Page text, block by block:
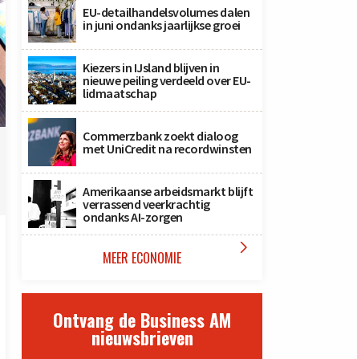
EU-detailhandelsvolumes dalen
in juni ondanks jaarlijkse groei
Kiezers in IJsland blijven in
nieuwe peiling verdeeld over EU-
lidmaatschap
Commerzbank zoekt dialoog
met UniCredit na recordwinsten
Amerikaanse arbeidsmarkt blijft
verrassend veerkrachtig
ondanks AI-zorgen
MEER ECONOMIE 
Ontvang de Business AM
nieuwsbrieven